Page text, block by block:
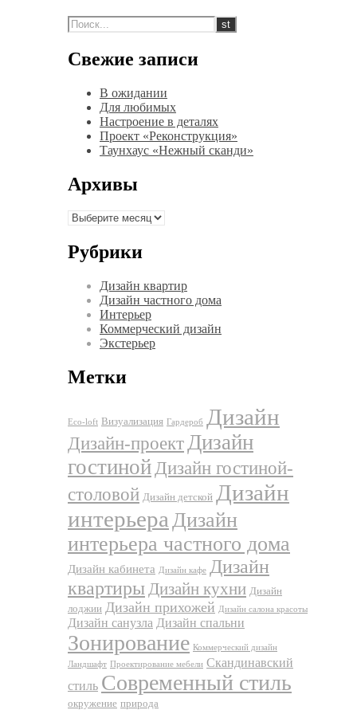
Свежие записи
В ожидании
Для любимых
Настроение в деталях
Проект «Реконструкция»
Таунхаус «Нежный сканди»
Архивы
Архивы
Рубрики
Дизайн квартир
Дизайн частного дома
Интерьер
Коммерческий дизайн
Экстерьер
Метки
Eco-loft Визуализация Гардероб Дизайн
Дизайн-проектДизайн
гостинойДизайн гостиной-
столовой Дизайн детской Дизайн
интерьера Дизайн
интерьера частного дома
Дизайн кабинета Дизайн кафе Дизайн
квартирыДизайн кухни Дизайн
лоджии Дизайн прихожей Дизайн салона красоты
Дизайн санузла Дизайн спальни
Зонирование Коммерческий дизайн
Ландшафт Проектирование мебели Скандинавский
стиль Современный стиль
окружение природа